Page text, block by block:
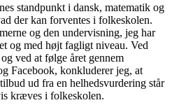
standpunkt i dansk, matematik og
der kan forventes i folkeskolen.
og den undervisning, jeg har
og med højt fagligt niveau. Ved
ved at følge året gennem
Facebook, konkluderer jeg, at
ud fra en helhedsvurdering står
kræves i folkeskolen.